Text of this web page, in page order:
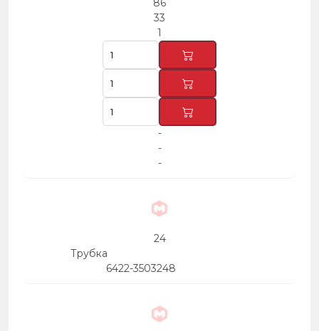
86
33
1
-
-
-
24
Трубка
6422-3503248